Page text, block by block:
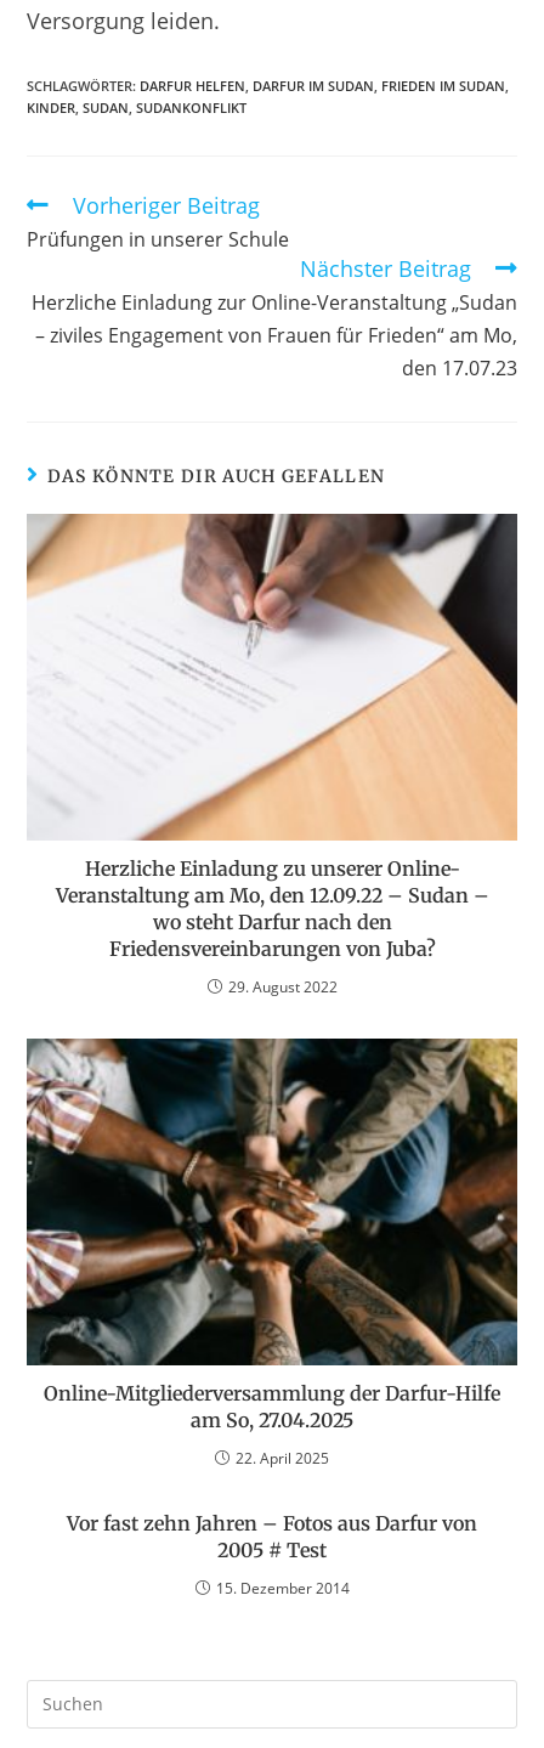
Versorgung leiden.
SCHLAGWÖRTER: DARFUR HELFEN DARFUR IM SUDAN FRIEDEN IM SUDAN
KINDER SUDAN SUDANKONFLIKT
Vorheriger Beitrag
Prüfungen in unserer Schule
Nächster Beitrag
Herzliche Einladung zur Online-Veranstaltung „Sudan
– ziviles Engagement von Frauen für Frieden“ am Mo,
den 17.07.23
DAS KÖNNTE DIR AUCH GEFALLEN
Herzliche Einladung zu unserer Online-
Veranstaltung am Mo, den 12.09.22 – Sudan –
wo steht Darfur nach den
Friedensvereinbarungen von Juba?
29. August 2022
Online-Mitgliederversammlung der Darfur-Hilfe
am So, 27.04.2025
22. April 2025
Vor fast zehn Jahren – Fotos aus Darfur von
2005 # Test
15. Dezember 2014